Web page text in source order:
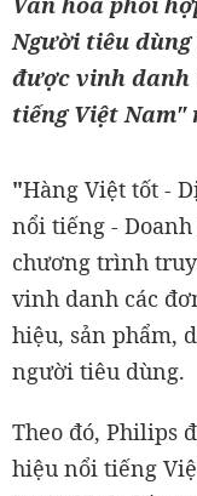
Người tiêu
được vinh danh
tiếng Việt Nam"
"Hàng Việt tốt -
nổi tiếng -
chương trình
vinh danh các
hiệu, sản phẩm,
người tiêu dùng.
Theo đó, Philips
hiệu nổi tiếng